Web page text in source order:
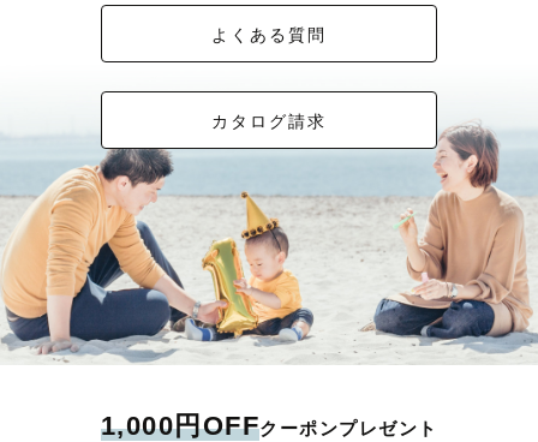
よくある質問
カタログ請求
1,000円OFFクーポンプレゼント